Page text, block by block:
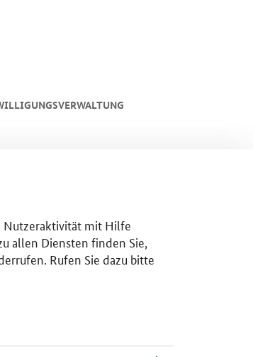
Nutzeraktivität mit Hilfe
allen Diensten finden Sie,
Rufen Sie dazu bitte